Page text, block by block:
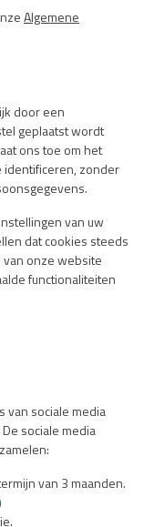
Algemene
door een
geplaatst wordt
ons toe om het
identificeren, zonder
van uw
dat cookies steeds
van onze website
functionaliteiten
van sociale media
sociale media
van 3 maanden.
)